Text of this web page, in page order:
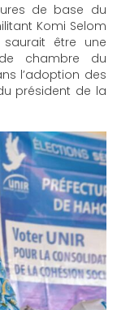
de base du
Komi Selom
être une
chambre du
l’adoption des
président de la